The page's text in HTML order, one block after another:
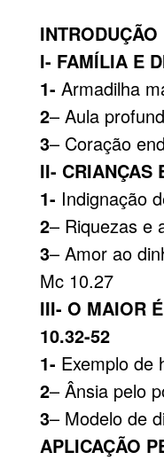
INTRODUÇÃO
I- FAMÍLIA E
1- Armadilha
2– Aula
3– Coração
II- CRIANÇAS
1- Indignação
2– Riquezas e
3– Amor ao
Mc 10.27
III- O MAIOR
10.32-52
1- Exemplo de
2– Ânsia pelo
3– Modelo de
APLICAÇÃO